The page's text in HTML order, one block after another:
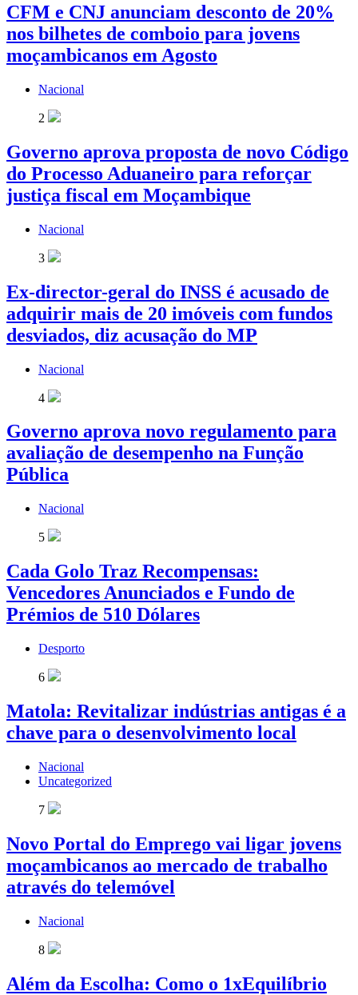
CFM e CNJ anunciam desconto de 20%
nos bilhetes de comboio para jovens
moçambicanos em Agosto
Nacional
2
Governo aprova proposta de novo Código
do Processo Aduaneiro para reforçar
justiça fiscal em Moçambique
Nacional
3
Ex-director-geral do INSS é acusado de
adquirir mais de 20 imóveis com fundos
desviados, diz acusação do MP
Nacional
4
Governo aprova novo regulamento para
avaliação de desempenho na Função
Pública
Nacional
5
Cada Golo Traz Recompensas:
Vencedores Anunciados e Fundo de
Prémios de 510 Dólares
Desporto
6
Matola: Revitalizar indústrias antigas é a
chave para o desenvolvimento local
Nacional
Uncategorized
7
Novo Portal do Emprego vai ligar jovens
moçambicanos ao mercado de trabalho
através do telemóvel
Nacional
8
Além da Escolha: Como o 1xEquilíbrio